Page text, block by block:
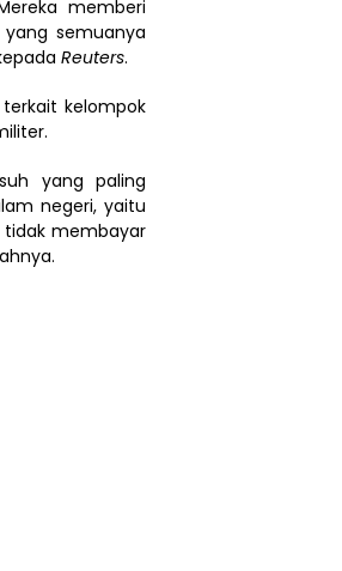
memberi
semuanya
Reuters.
kelompok
yang paling
negeri, yaitu
tidak membayar